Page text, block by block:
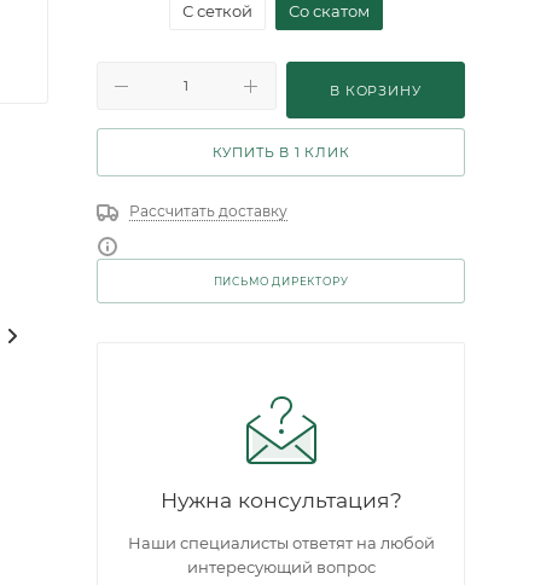
С сеткой
Со скатом
В КОРЗИНУ
КУПИТЬ В 1 КЛИК
Рассчитать доставку
ПИСЬМО ДИРЕКТОРУ
Нужна консультация?
Наши специалисты ответят на любой
интересующий вопрос